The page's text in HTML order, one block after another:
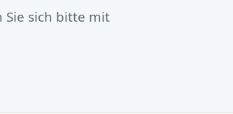
Sie sich bitte mit